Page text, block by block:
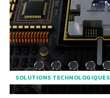
SOLUTIONS TECHNOLOGIQUES